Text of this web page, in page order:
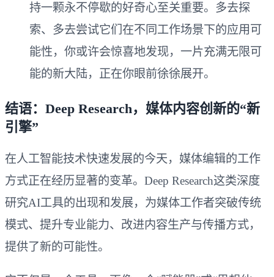
持一颗永不停歇的好奇心至关重要。多去探
索、多去尝试它们在不同工作场景下的应用可
能性，你或许会惊喜地发现，一片充满无限可
能的新大陆，正在你眼前徐徐展开。
结语：Deep Research，媒体内容创新的“新
引擎”
在人工智能技术快速发展的今天，媒体编辑的工作
方式正在经历显著的变革。Deep Research这类深度
研究AI工具的出现和发展，为媒体工作者突破传统
模式、提升专业能力、改进内容生产与传播方式，
提供了新的可能性。